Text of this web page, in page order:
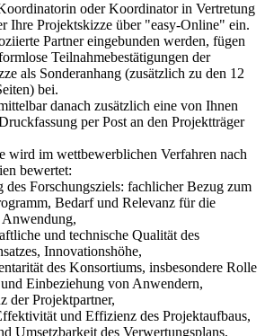
oder Koordinator in Vertretung
Ihre Projektskizze über "easy-Online" ein.
Partner eingebunden werden, fügen
Teilnahmebestätigungen der
als Sonderanhang (zusätzlich zu den 12
bei.
danach zusätzlich eine von Ihnen
per Post an den Projektträger
wird im wettbewerblichen Verfahren nach
bewertet:
des Forschungsziels: fachlicher Bezug zum
Bedarf und Relevanz für die
Anwendung,
und technische Qualität des
Innovationshöhe,
des Konsortiums, insbesondere Rolle
Einbeziehung von Anwendern,
der Projektpartner,
und Effizienz des Projektaufbaus,
Umsetzbarkeit des Verwertungsplans,